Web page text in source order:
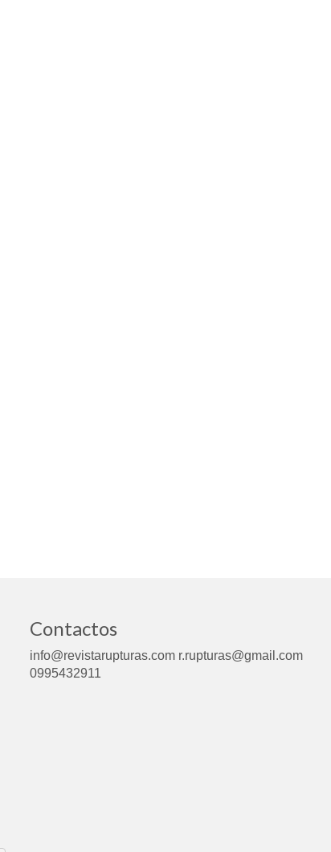
Contactos
info@revistarupturas.com r.rupturas@gmail.com
0995432911